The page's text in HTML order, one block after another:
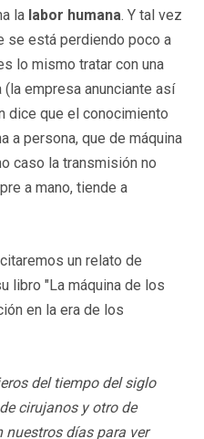
la labor humana. Y tal vez
se está perdiendo poco a
lo mismo tratar con una
(la empresa anunciante así
dice que el conocimiento
a persona, que de máquina
caso la transmisión no
a mano, tiende a
un relato de
libro "La máquina de los
en la era de los
del tiempo del siglo
cirujanos y otro de
nuestros días para ver